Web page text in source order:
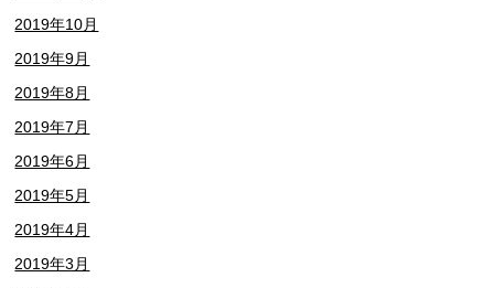
2019年10月
2019年9月
2019年8月
2019年7月
2019年6月
2019年5月
2019年4月
2019年3月